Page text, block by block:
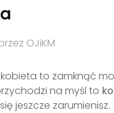
OJiKM
to zamknąć
na myśl to
jeszcze zarumienisz.